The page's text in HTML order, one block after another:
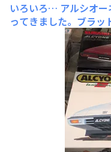
いろいろ… アルシオ
ってきました。ブラ
あります。1500cc水
ゲンのバギー車です
くなるような…RCカ
は、懐かしさだけで